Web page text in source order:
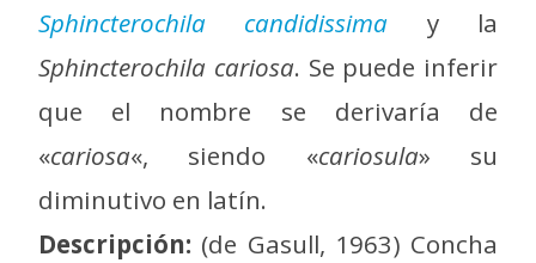
Sphincterochila candidissima y la
Sphincterochila cariosa. Se puede inferir
que el nombre se derivaría de
«cariosa«, siendo «cariosula» su
diminutivo en latín.
Descripción: (de Gasull, 1963) Concha